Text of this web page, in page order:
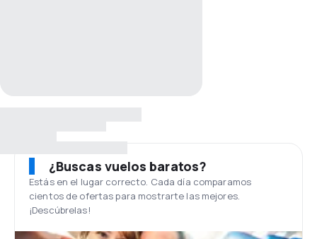
¿Buscas vuelos baratos?
Estás en el lugar correcto. Cada día comparamos
cientos de ofertas para mostrarte las mejores.
¡Descúbrelas!